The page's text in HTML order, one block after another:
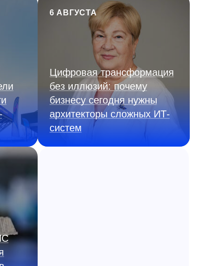
6 АВГУСТА
Цифровая трансформация
без иллюзий: почему
бизнесу сегодня нужны
архитекторы сложных ИТ-
систем